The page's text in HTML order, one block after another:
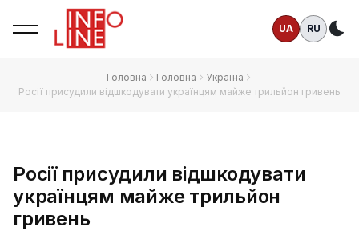
UA RU
Головна Головна
Україна
Росії присудили відшкодувати українцям майже трильйон гривень
Росії присудили відшкодувати
українцям майже трильйон
гривень